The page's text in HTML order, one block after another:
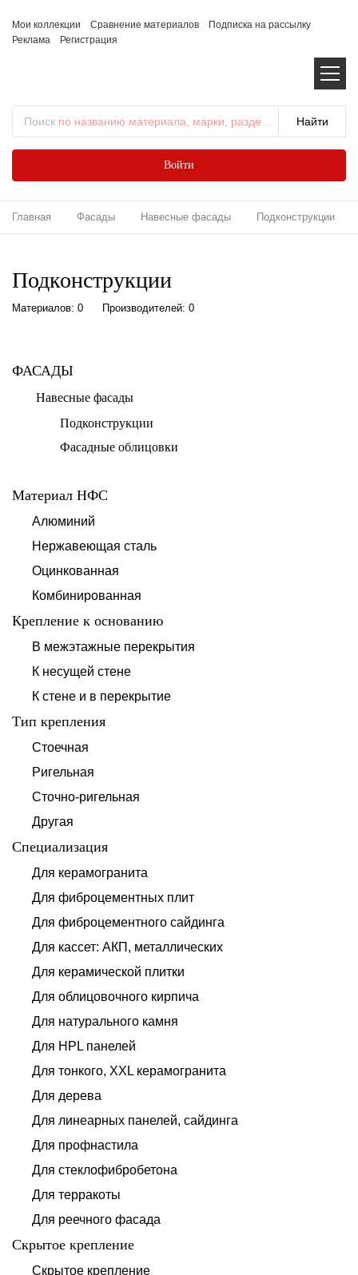
Мои коллекции Сравнение материалов
Подписка на рассылку
Реклама
Регистрация
Поиск по названию материала, марки, раздела...
Войти
Главная Фасады Навесные фасады Подконструкции
Подконструкции
Материалов: 0 Производителей: 0
ФАСАДЫ
Навесные фасады
Подконструкции
Фасадные облицовки
Материал НФС
Алюминий
Нержавеющая сталь
Оцинкованная
Комбинированная
Крепление к основанию
В межэтажные перекрытия
К несущей стене
К стене и в перекрытие
Тип крепления
Стоечная
Ригельная
Сточно-ригельная
Другая
Специализация
Для керамогранита
Для фиброцементных плит
Для фиброцементного сайдинга
Для кассет: АКП, металлических
Для керамической плитки
Для облицовочного кирпича
Для натурального камня
Для HPL панелей
Для тонкого, XXL керамогранита
Для дерева
Для линеарных панелей, сайдинга
Для профнастила
Для стеклофибробетона
Для терракоты
Для реечного фасада
Скрытое крепление
Скрытое крепление